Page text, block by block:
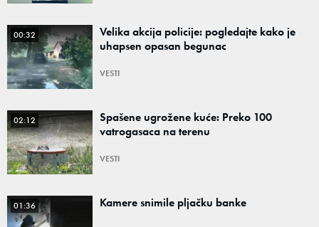
00:32
Velika akcija policije: pogledajte kako je
uhapsen opasan begunac
VESTI
02:12
Spašene ugrožene kuće: Preko 100
vatrogasaca na terenu
VESTI
01:36 Kamere snimile pljačku banke